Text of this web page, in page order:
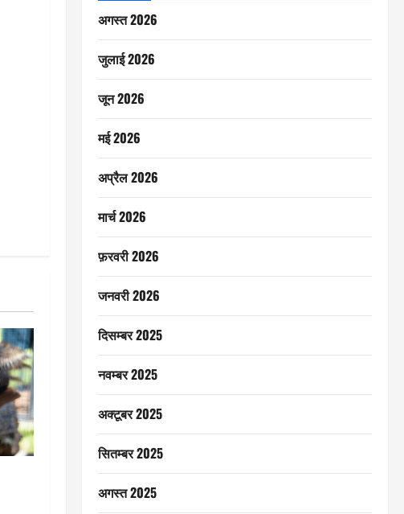
अगस्त 2026
जुलाई 2026
जून 2026
मई 2026
अप्रैल 2026
मार्च 2026
फ़रवरी 2026
जनवरी 2026
दिसम्बर 2025
नवम्बर 2025
अक्टूबर 2025
सितम्बर 2025
अगस्त 2025